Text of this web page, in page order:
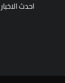
احدث